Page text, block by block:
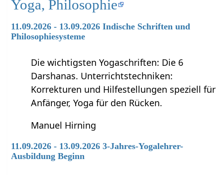
Yoga, Philosophie
11.09.2026 - 13.09.2026 Indische Schriften und
Philosophiesysteme
Die wichtigsten Yogaschriften: Die 6
Darshanas. Unterrichtstechniken:
Korrekturen und Hilfestellungen speziell für
Anfänger, Yoga für den Rücken.
Manuel Hirning
11.09.2026 - 13.09.2026 3-Jahres-Yogalehrer-
Ausbildung Beginn